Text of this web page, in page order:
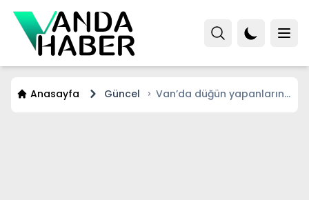
Anasayfa Güncel
Van’da düğün yapanların